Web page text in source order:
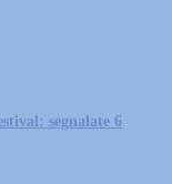
segnalate 6